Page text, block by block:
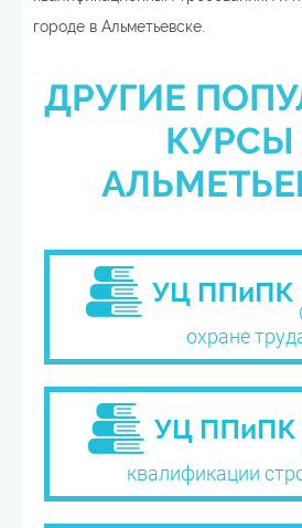
городе в Альметьевске.
ДРУГИЕ
КУРСЫ
охране
квалификации